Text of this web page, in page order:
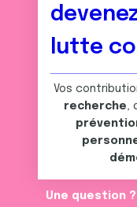
lutte
Vos
recherche,
Une question ?